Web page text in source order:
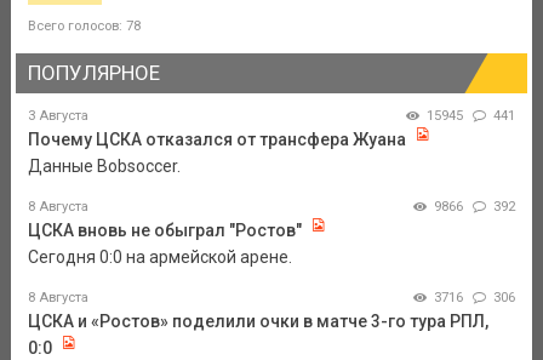
Всего голосов: 78
ПОПУЛЯРНОЕ
3 Августа 15945 441
Почему ЦСКА отказался от трансфера Жуана
Данные Bobsoccer.
8 Августа 9866 392
ЦСКА вновь не обыграл "Ростов"
Сегодня 0:0 на армейской арене.
8 Августа 3716 306
ЦСКА и «Ростов» поделили очки в матче 3-го тура РПЛ,
0:0